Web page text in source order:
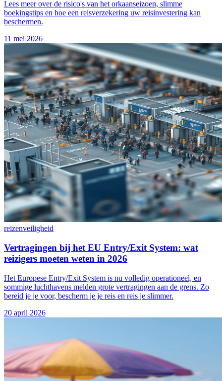
Lees meer over de risico's van het orkaanseizoen, slimme
boekingstips en hoe een reisverzekering uw reisinvestering kan
beschermen.
11 mei 2026
reizenveiligheid
Vertragingen bij het EU Entry/Exit System: wat
reizigers moeten weten in 2026
Het Europese Entry/Exit System is nu volledig operationeel, en
sommige luchthavens melden grote vertragingen aan de grens. Zo
bereid je je voor, bescherm je je reis en reis je slimmer.
20 april 2026